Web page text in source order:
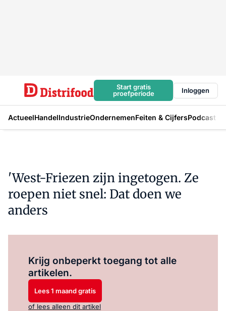
Start gratis
proefperiode
Inloggen
ActueelHandelIndustrieOndernemenFeiten & CijfersPodcast
'West-Friezen zijn ingetogen. Ze
roepen niet snel: Dat doen we
anders
Krijg onbeperkt toegang tot alle
artikelen.
Lees 1 maand gratis
of lees alleen dit artikel